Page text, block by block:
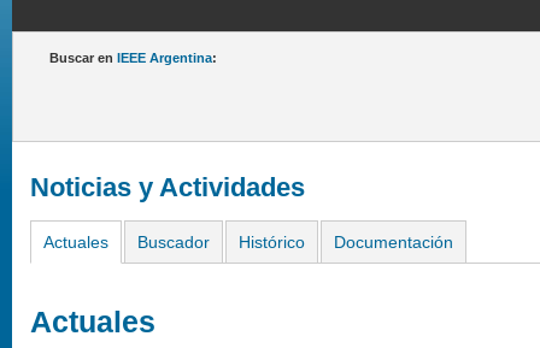
Buscar en IEEE Argentina:
Noticias y Actividades
Actuales Buscador Histórico Documentación
Actuales